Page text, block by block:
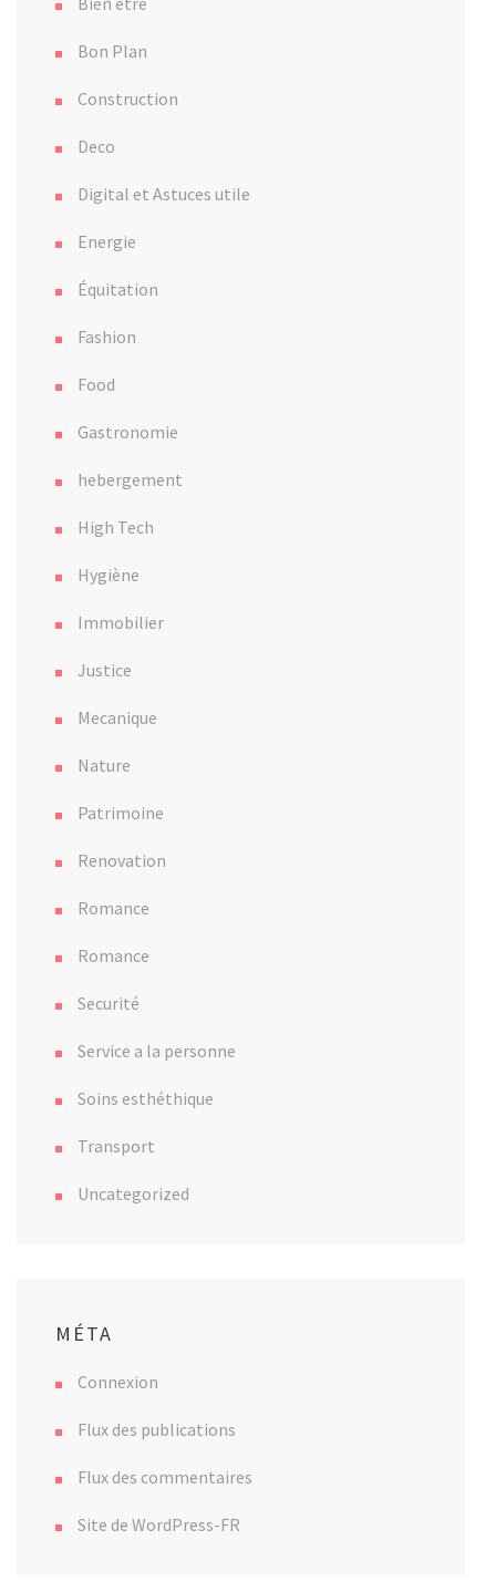
Bon Plan
Construction
Deco
Digital et Astuces utile
Energie
Équitation
Fashion
Food
Gastronomie
hebergement
High Tech
Hygiène
Immobilier
Justice
Mecanique
Nature
Patrimoine
Renovation
Romance
Romance
Securité
Service a la personne
Soins esthéthique
Transport
Uncategorized
MÉTA
Connexion
Flux des publications
Flux des commentaires
Site de WordPress-FR